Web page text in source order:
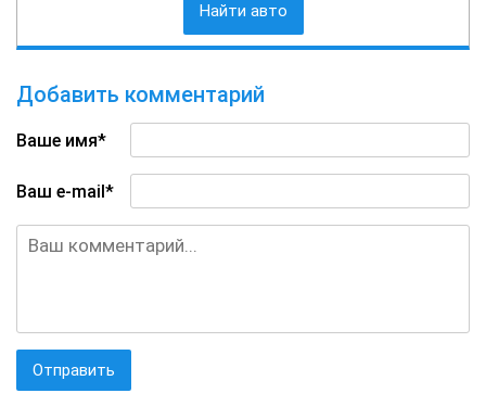
Найти авто
Добавить комментарий
Ваше имя*
Ваш e-mail*